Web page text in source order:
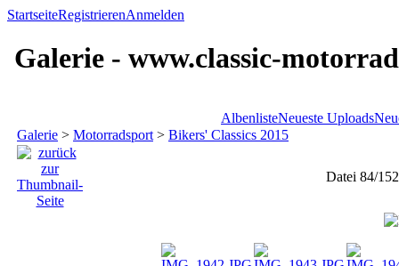
StartseiteRegistrierenAnmelden
Galerie - www.classic-
AlbenlisteNeueste Uploads
Galerie > Motorradsport > Bikers' Classics 2015
Datei 84/152